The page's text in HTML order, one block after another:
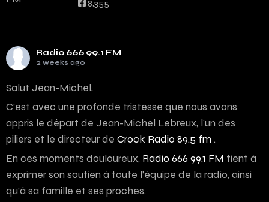
8,355
Radio 666 99.1 FM
2 weeks ago
Salut Jean-Michel,
C’est avec une profonde tristesse que nous avons
appris le départ de Jean-Michel Lebreux, l’un des
piliers et le directeur de Crock Radio 89.5 fm .
En ces moments douloureux, Radio 666 99.1 FM tient à
exprimer son soutien à toute l’équipe de la radio, ainsi
qu’à sa famille et ses proches.